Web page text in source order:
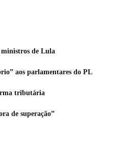
de Lula
aos parlamentares do PL
tributária
de superação”